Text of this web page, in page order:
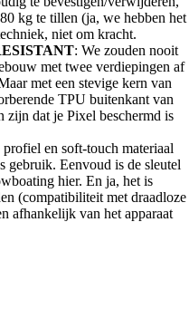
kg te tillen (ja, we hebben het
niet om kracht.
: We zouden nooit
met twee verdiepingen af
met een stevige kern van
TPU buitenkant van
zijn dat je Pixel beschermd is
profiel en soft-touch materiaal
gebruik. Eenvoud is de sleutel
hier. En ja, het is
(compatibiliteit met draadloze
afhankelijk van het apparaat